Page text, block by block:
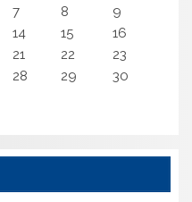
7 8
9
14 15
16
21 22
23
28 29
30